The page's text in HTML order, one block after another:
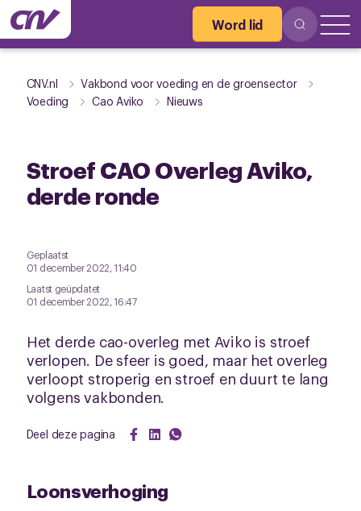
Word lid
CNV.nl
Vakbond voor voeding en de groensector
Voeding
Cao Aviko Nieuws
Stroef CAO Overleg Aviko,
derde ronde
Geplaatst
01 december 2022, 11:40
Laatst geüpdatet
01 december 2022, 16:47
Het derde cao-overleg met Aviko is stroef
verlopen. De sfeer is goed, maar het overleg
verloopt stroperig en stroef en duurt te lang
volgens vakbonden.
Deel deze pagina
Loonsverhoging